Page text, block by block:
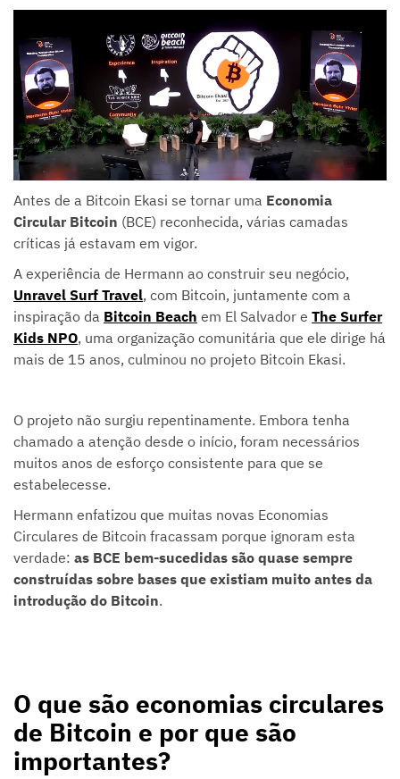
Antes de a Bitcoin Ekasi se tornar uma Economia
Circular Bitcoin (BCE) reconhecida, várias camadas
críticas já estavam em vigor.
A experiência de Hermann ao construir seu negócio,
Unravel Surf Travel, com Bitcoin, juntamente com a
inspiração da Bitcoin Beach em El Salvador e The Surfer
Kids NPO, uma organização comunitária que ele dirige há
mais de 15 anos, culminou no projeto Bitcoin Ekasi.
O projeto não surgiu repentinamente. Embora tenha
chamado a atenção desde o início, foram necessários
muitos anos de esforço consistente para que se
estabelecesse.
Hermann enfatizou que muitas novas Economias
Circulares de Bitcoin fracassam porque ignoram esta
verdade: as BCE bem-sucedidas são quase sempre
construídas sobre bases que existiam muito antes da
introdução do Bitcoin.
O que são economias circulares
de Bitcoin e por que são
importantes?